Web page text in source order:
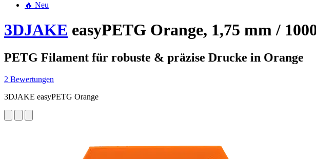
🔥 Neu
3DJAKE easyPETG Orange, 1,75 mm /
PETG Filament für robuste & präzise Drucke in Orange
2 Bewertungen
3DJAKE easyPETG Orange